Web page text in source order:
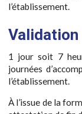
l’établissement.
Validation
1 jour soit 7
journées
l’établissement.
À l’issue de la